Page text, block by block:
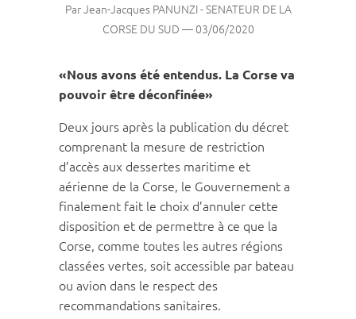
Par Jean-Jacques PANUNZI - SENATEUR DE LA
CORSE DU SUD — 03/06/2020
«Nous avons été entendus. La Corse va
pouvoir être déconfinée»
Deux jours après la publication du décret
comprenant la mesure de restriction
d’accès aux dessertes maritime et
aérienne de la Corse, le Gouvernement a
finalement fait le choix d’annuler cette
disposition et de permettre à ce que la
Corse, comme toutes les autres régions
classées vertes, soit accessible par bateau
ou avion dans le respect des
recommandations sanitaires.